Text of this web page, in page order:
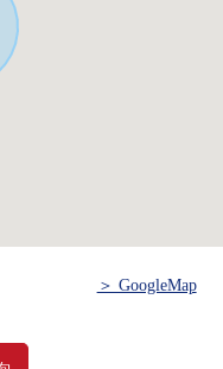
產的概要。
＞ GoogleMap